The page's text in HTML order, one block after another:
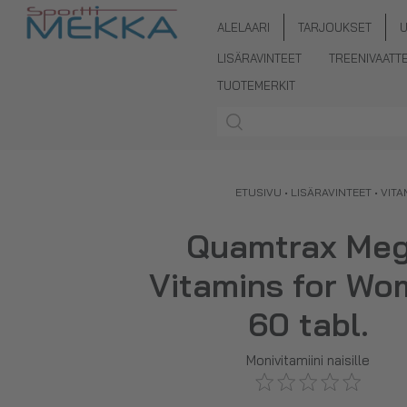
ALELAARI TARJOUKSET
LISÄRAVINTEET
TUOTEMERKIT
ETUSIVU • LISÄRAVINTEET •
Quamtrax
Vitamins for
60 tabl.
Monivitamiini naisille